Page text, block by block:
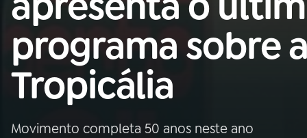
01INÍCIO
02A RÁDIO
03PROGRAMAÇÃO
programa sobre
Tropicália
Movimento completa 50 anos neste ano